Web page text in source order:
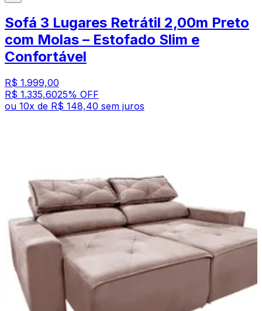
Sofá 3 Lugares Retrátil 2,00m Preto
com Molas – Estofado Slim e
Confortável
R$ 1.999,00
R$ 1.335,6025% OFF
ou 10x de R$ 148,40 sem juros